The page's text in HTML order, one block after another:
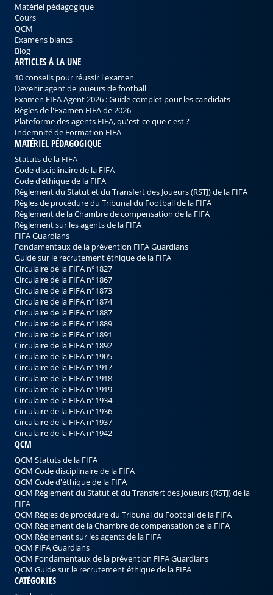
Matériel pédagogique
Cours
QCM
Examens blancs
Blog
ARTICLES À LA UNE
10 conseils pour réussir l'examen
Devenir agent de joueurs de football
Examen FIFA Agent 2026 : Guide complet pour les candidats
Règles de l'Examen FIFA de 2026
Plateforme des agents FIFA, qu'est-ce que c'est ?
Indemnité de Formation FIFA
MATÉRIEL PÉDAGOGIQUE
Statuts de la FIFA
Code disciplinaire de la FIFA
Code d’éthique de la FIFA
Règlement du Statut et du Transfert des Joueurs (RSTJ) de la FIFA
Règles de procédure du Tribunal du Football de la FIFA
Règlement de la Chambre de compensation de la FIFA
Règlement sur les agents de la FIFA
FIFA Guardians
Fondamentaux de la prévention FIFA Guardians
Guide sur le recrutement éthique de la FIFA
Circulaire de la FIFA n°1827
Circulaire de la FIFA n°1867
Circulaire de la FIFA n°1873
Circulaire de la FIFA n°1874
Circulaire de la FIFA n°1887
Circulaire de la FIFA n°1889
Circulaire de la FIFA n°1891
Circulaire de la FIFA n°1892
Circulaire de la FIFA n°1905
Circulaire de la FIFA n°1917
Circulaire de la FIFA n°1918
Circulaire de la FIFA n°1919
Circulaire de la FIFA n°1934
Circulaire de la FIFA n°1936
Circulaire de la FIFA n°1937
Circulaire de la FIFA n°1942
QCM
QCM Statuts de la FIFA
QCM Code disciplinaire de la FIFA
QCM Code d'éthique de la FIFA
QCM Règlement du Statut et du Transfert des Joueurs (RSTJ) de la
FIFA
QCM Règles de procédure du Tribunal du Football de la FIFA
QCM Règlement de la Chambre de compensation de la FIFA
QCM Règlement sur les agents de la FIFA
QCM FIFA Guardians
QCM Fondamentaux de la prévention FIFA Guardians
QCM Guide sur le recrutement éthique de la FIFA
CATÉGORIES